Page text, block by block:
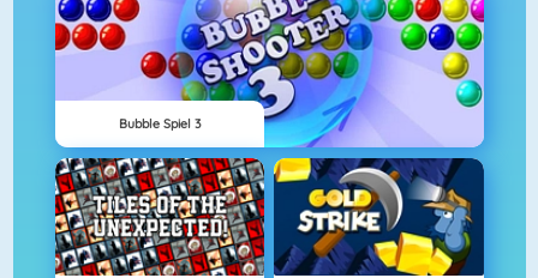
Bubble Spiel 3